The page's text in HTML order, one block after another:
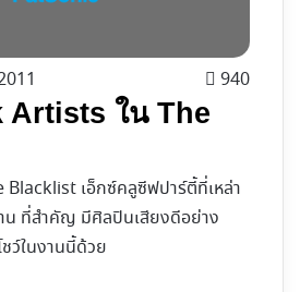
940
Artists ใน The
Blacklist เอ็กซ์คลูซีฟปาร์ตี้ที่เหล่า
น ที่สำคัญ มีศิลปินเสียงดีอย่าง
ว์ในงานนี้ด้วย